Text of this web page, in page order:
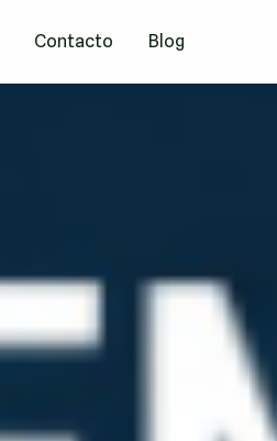
Contacto Blog